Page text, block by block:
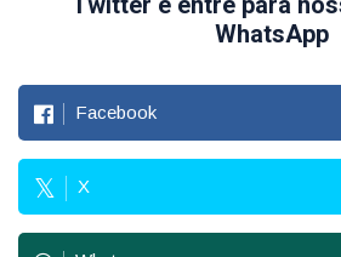
WhatsApp
Facebook
X